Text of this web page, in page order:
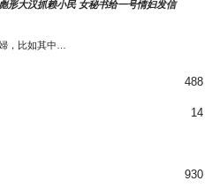
形大汉抓赖小民 女秘书给一号情妇发信
，比如其中…
488
14
930